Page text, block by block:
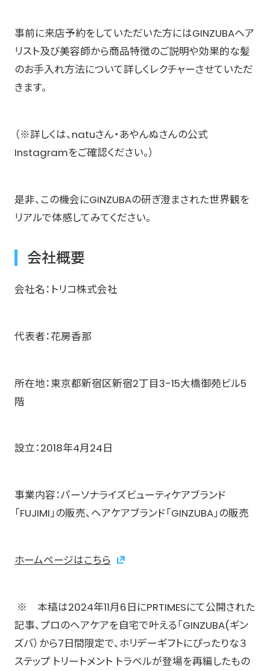
事前に来店予約をしていただいた方にはGINZUBAヘア
リスト及び美容師から商品特徴のご説明や効果的な髪
のお手入れ方法について詳しくレクチャーさせていただ
きます。
（※詳しくは、natuさん・あやんぬさんの公式
Instagramをご確認ください。）
是非、この機会にGINZUBAの研ぎ澄まされた世界観を
リアルで体感してみてください。
会社概要
会社名：トリコ株式会社
代表者：花房香那
所在地：東京都新宿区新宿2丁目3-15大橋御苑ビル5
階
設立：2018年4月24日
事業内容：パーソナライズビューティケアブランド
「FUJIMI」の販売、ヘアケアブランド「GINZUBA」の販売
ホームページはこちら
※ 本稿は2024年11月6日にPRTIMESにて公開された
記事、プロのヘアケアを自宅で叶える「GINZUBA(ギン
ズバ）から7日間限定で、ホリデーギフトにぴったりな３
ステップ トリートメント トラベルが登場を再編したもの